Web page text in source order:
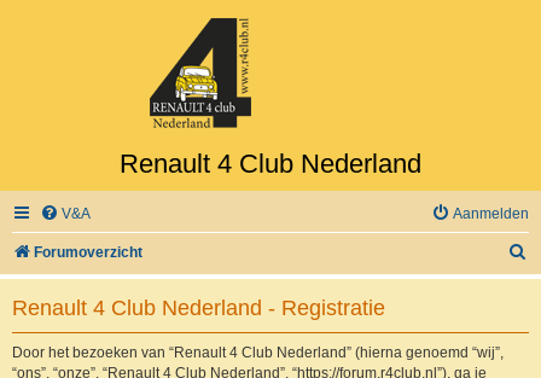
Renault 4 Club Nederland
V&A Aanmelden
Forumoverzicht
o
Renault 4 Club Nederland - Registratie
Door het bezoeken van “Renault 4 Club Nederland” (hierna genoemd “wij”,
“ons”, “onze”, “Renault 4 Club Nederland”, “https://forum.r4club.nl”), ga je